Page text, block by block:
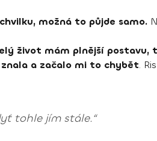
možná to půjde samo.
život mám plnější postavu,
znala a začalo mi to chybět.
tohle jím stále.“